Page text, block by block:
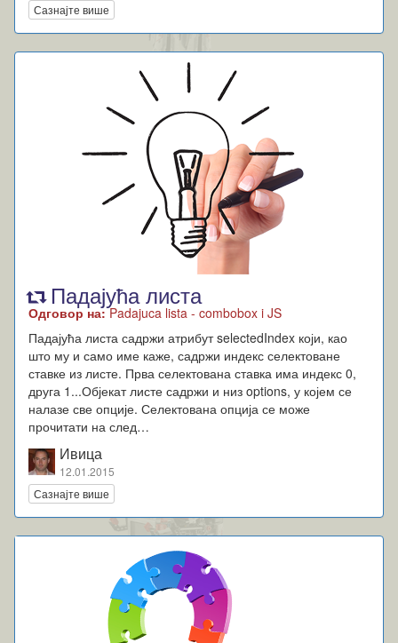
Сазнајте више
Падајућа листа
Одговор на:Padajuca lista - combobox i JS
Падајућа листа садржи атрибут selectedIndex који, као
што му и само име каже, садржи индекс селектоване
ставке из листе. Прва селектована ставка има индекс 0,
друга 1...Објекат листе садржи и низ options, у којем се
налазе све опције. Селектована опција се може
прочитати на след…
Ивица
12.01.2015
Сазнајте више